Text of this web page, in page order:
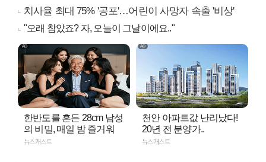
치사율 최대 75% '공포'…어린이 사망자 속출 '비상'
"오래 참았죠? 자, 오늘이 그날이에요.."
한반도를 흔든 28cm 남성
의 비밀, 매일 밤 즐거워
뉴스캐스트
천안 아파트값 난리났다!
20년 전 분양가..
뉴스캐스트